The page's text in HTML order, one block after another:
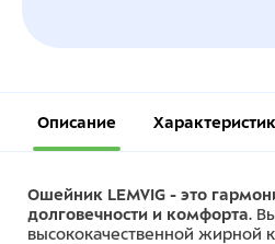
Описание
Ошейник LEMVIG - это
долговечности и комфорта.
высококачественной жирной